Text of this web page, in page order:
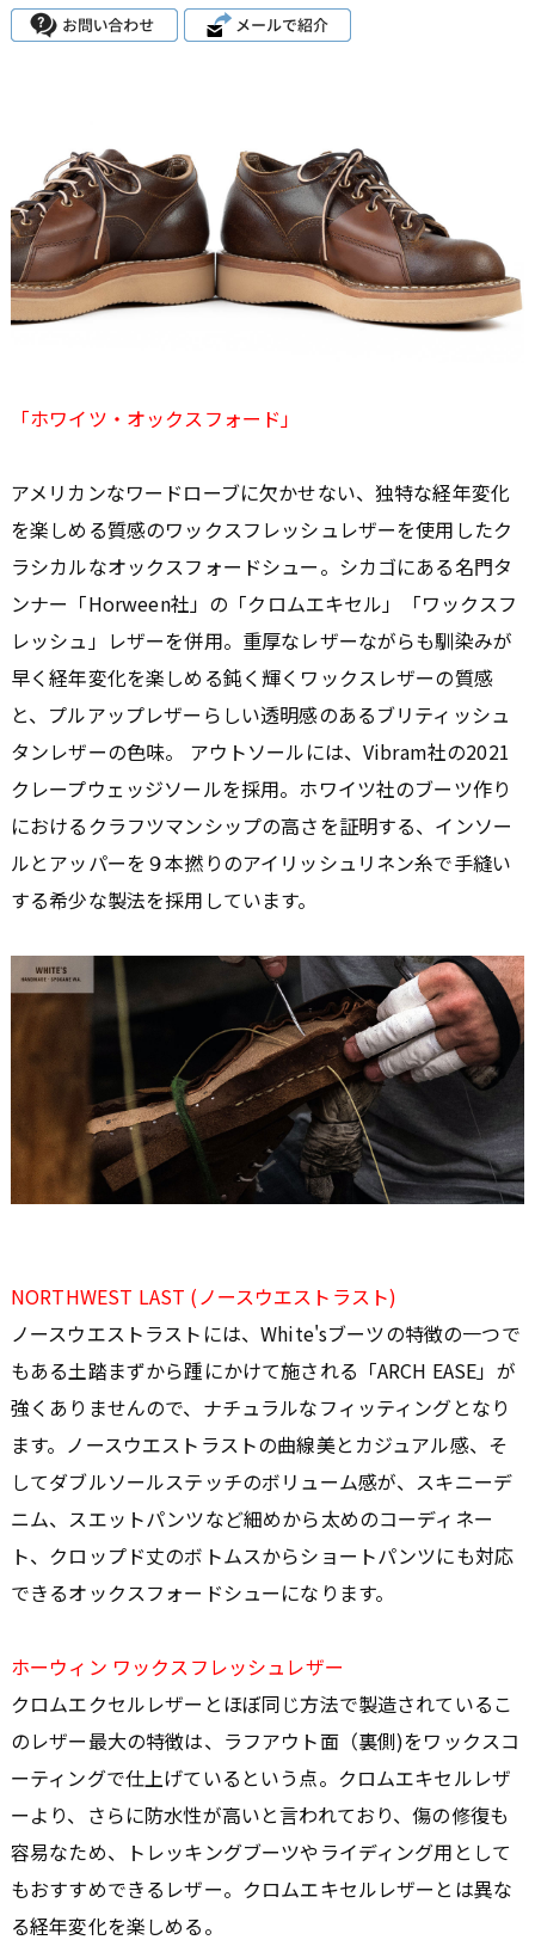
「ホワイツ・オックスフォード」
アメリカンなワードローブに欠かせない、独特な経年変化
を楽しめる質感のワックスフレッシュレザーを使用したク
ラシカルなオックスフォードシュー。シカゴにある名門タ
ンナー「Horween社」の「クロムエキセル」「ワックスフ
レッシュ」レザーを併用。重厚なレザーながらも馴染みが
早く経年変化を楽しめる鈍く輝くワックスレザーの質感
と、プルアップレザーらしい透明感のあるブリティッシュ
タンレザーの色味。 アウトソールには、Vibram社の2021
クレープウェッジソールを採用。ホワイツ社のブーツ作り
におけるクラフツマンシップの高さを証明する、インソー
ルとアッパーを９本撚りのアイリッシュリネン糸で手縫い
する希少な製法を採用しています。
NORTHWEST LAST (ノースウエストラスト)
ノースウエストラストには、White'sブーツの特徴の一つで
もある土踏まずから踵にかけて施される「ARCH EASE」が
強くありませんので、ナチュラルなフィッティングとなり
ます。ノースウエストラストの曲線美とカジュアル感、そ
してダブルソールステッチのボリューム感が、スキニーデ
ニム、スエットパンツなど細めから太めのコーディネー
ト、クロップド丈のボトムスからショートパンツにも対応
できるオックスフォードシューになります。
ホーウィン ワックスフレッシュレザー
クロムエクセルレザーとほぼ同じ方法で製造されているこ
のレザー最大の特徴は、ラフアウト面（裏側)をワックスコ
ーティングで仕上げているという点。クロムエキセルレザ
ーより、さらに防水性が高いと言われており、傷の修復も
容易なため、トレッキングブーツやライディング用として
もおすすめできるレザー。クロムエキセルレザーとは異な
る経年変化を楽しめる。